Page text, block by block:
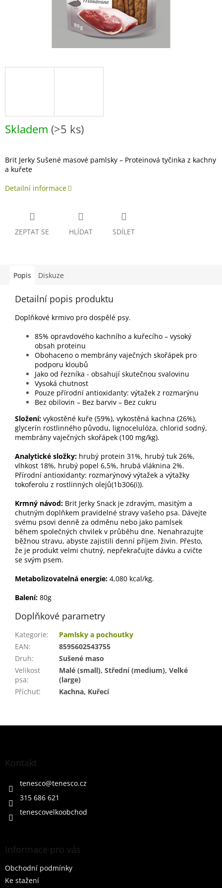
Skladem (>5 ks)
Brit Jerky Sušené masové pamlsky – Proteinová tyčinka z kachny
a kuřete
Detailní informace
ZEPTAT SE HLÍDAT SDÍLET
Popis Diskuze
Detailní popis produktu
Doplňkové krmivo pro dospělé psy.
85% opravdového kachního a kuřecího – vysoký
obsah proteinu
Obohaceno o membrány vaječných skořápek pro
podporu kloubů
Jako od řezníka - obsahují skutečnou svalovinu
Vysoká chutnost
Pouze přírodní antioxidanty: výtažek z rozmarýnu
Bez obilovin – Bez barviv – Bez cukru
Složení: vykostěné kuře (59%), vykostěná kachna (26%),
glycerín rostlinného původu, lignocelulóza, chlorid sodný,
membrány vaječných skořápek (100 mg/kg).
Analytické složky: hrubý protein 31%, hrubý tuk 26%,
vlhkost 18%, hrubý popel 6,5%, hrubá vláknina 2%.
Přírodní antioxidanty: rozmarýnový výtažek a výtažky
tokoferolu z rostlinných olejů(1b306(i)).
Krmný návod: Brit Jerky Snack je zdravým, masitým a
chutným doplňkem pravidelné stravy vašeho psa. Dávejte
svému psovi denně za odměnu nebo jako pamlsek
během společných chvilek v průběhu dne. Nenahrazujte
běžnou stravu, abyste zajistili denní příjem živin. Přesto,
že je produkt velmi chutný, nepřekračujte dávku a cvičte
se svým psem.
Metabolizovatelná energie: 4,080 kcal/kg.
Balení: 80g
Doplňkové parametry
Kategorie:
Pamlsky a pochoutky
EAN:
8595602543755
Druh:
Sušené maso
Velikost
psa:
Malé (small), Střední (medium), Velké
(large)
Příchuť: Kachna, Kuřecí
Z
Kontakt
tenesco@tenesco.cz
315 686 621
tenescovelkoobchod
Informace pro vás
Obchodní podmínky
Ke stažení